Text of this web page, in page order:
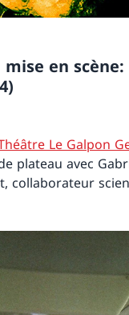
mise en
Le Galpon
plateau avec
collaborateur